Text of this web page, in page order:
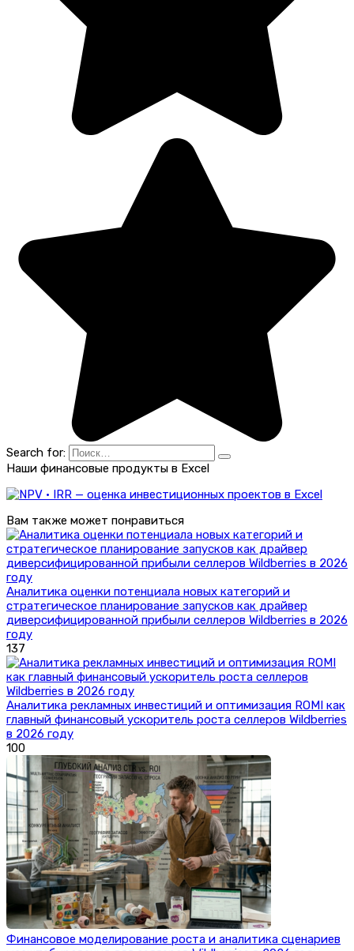
Search for:
Наши финансовые продукты в Excel
Вам также может понравиться
Аналитика оценки потенциала новых категорий и
стратегическое планирование запусков как драйвер
диверсифицированной прибыли селлеров Wildberries в 2026
году
137
Аналитика рекламных инвестиций и оптимизация ROMI как
главный финансовый ускоритель роста селлеров Wildberries
в 2026 году
100
Финансовое моделирование роста и аналитика сценариев